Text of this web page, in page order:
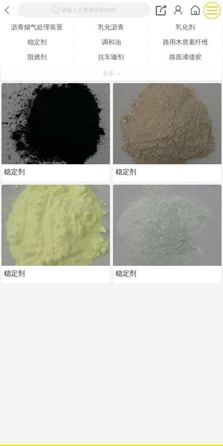
请输入您要搜索的内容
沥青烟气处理装置 乳化沥青
乳化剂
稳定剂
调和油
路用木质素纤维
阻燃剂
抗车辙剂
路面灌缝胶
更多
稳定剂
稳定剂
稳定剂
稳定剂